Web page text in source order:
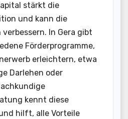
stärkt die
und kann die
In Gera gibt
Förderprogramme,
erleichtern, etwa
Darlehen oder
kennt diese
hilft, alle Vorteile